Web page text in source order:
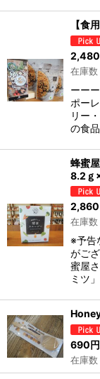
【食
2,480
在庫数
ーー
ポー
リー
の食
蜂蜜
8.2ｇ
2,860
在庫数
※予告
がご
蜜屋
ミツ
690円
在庫数